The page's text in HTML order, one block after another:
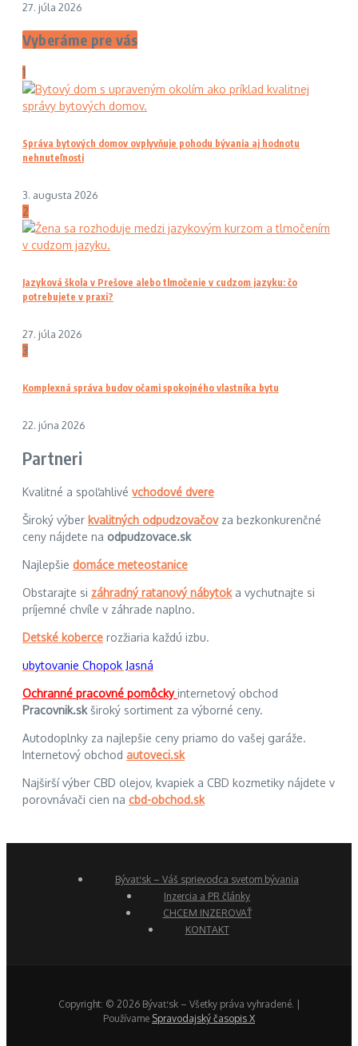
27. júla 2026
Vyberáme pre vás
1
Správa bytových domov ovplyvňuje pohodu bývania aj hodnotu
nehnuteľnosti
3. augusta 2026
2
Jazyková škola v Prešove alebo tlmočenie v cudzom jazyku: čo
potrebujete v praxi?
27. júla 2026
3
Komplexná správa budov očami spokojného vlastníka bytu
22. júna 2026
Partneri
Kvalitné a spoľahlivé vchodové dvere
Široký výber kvalitných odpudzovačovza bezkonkurenčné
ceny nájdete na odpudzovace.sk
Najlepšie domáce meteostanice
Obstarajte si záhradný ratanový nábytoka vychutnajte si
príjemné chvíle v záhrade naplno.
Detské koberce rozžiaria každú izbu.
ubytovanie Chopok Jasná
Ochranné pracovné pomôckyinternetový obchod
Pracovnik.skširoký sortiment za výborné ceny.
Autodoplnky za najlepšie ceny priamo do vašej garáže.
Internetový obchod autoveci.sk
Najširší výber CBD olejov, kvapiek a CBD kozmetiky nájdete v
porovnávači cien na cbd-obchod.sk
Bývať.sk – Váš sprievodca svetom bývania
Inzercia a PR články
CHCEM INZEROVAŤ
KONTAKT
Copyright: © 2026 Bývať.sk – Všetky práva vyhradené. |
Používame Spravodajský časopis X